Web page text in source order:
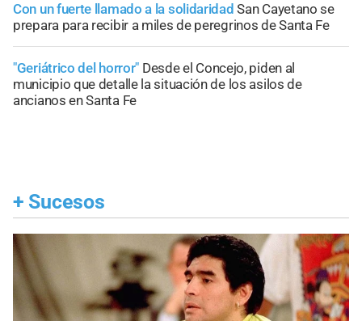
Con un fuerte llamado a la solidaridad San Cayetano se
prepara para recibir a miles de peregrinos de Santa Fe
"Geriátrico del horror" Desde el Concejo, piden al
municipio que detalle la situación de los asilos de
ancianos en Santa Fe
+ Sucesos